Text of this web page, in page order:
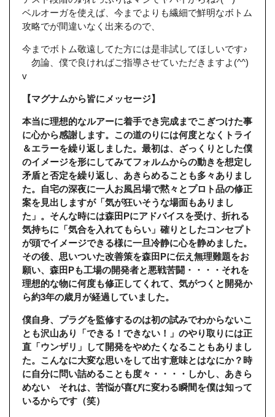
ベルオーガを使えば、今までよりも繊細で鮮明なボトム
攻略でが間違いなく出来るので、
今までボトム敬遠してた方には是非試してほしいです♪
勿論、僕で良ければご指導させていただきますよ(^^)
v
【マグナムから皆にメッセージ】
本当に理想的なルアーに着手でき完成までこぎつけた事
に心から感謝します。この道のりには何度となくトライ
＆エラーを繰り返しました。最初は、ざっくりとした僕
のイメージを形にしてみてフォルムからの動きを想定し
矛盾と否定を繰り返し、あきらめることも多々ありまし
た。自宅の深夜に一人お風呂場で黙々とプロト品の修正
案を見出しますが「気が狂いそうな場面もありまし
た」。そんな時には森田Pにアドバイスを受け、折れる
気持ちに「気合を入れてもらい」確りとしたコンセプト
が頭でイメージできる様に一旦冷静に心を静めました。
その後、思いついた改善策を森田Pに伝え無理難題をお
願い、森田Pも工場の開発者と悪戦苦闘・・・・それを
理想的な物に何度も修正してくれて、気がつくと開発か
ら約3年の歳月が経過していました。
僕自身、プラグを監修するのは初の試みでわからないこ
とも沢山あり「できる！できない！」のやり取りには正
直「ウンザリ」して開発をやめたくなることもありまし
た。こんなに大変な思いをして出す意味とはなにか？時
に自分に問い詰めることも度々・・・・しかし、あきら
めない それは、苦悩が喜びに変わる瞬間を僕は知って
いるからです（笑）